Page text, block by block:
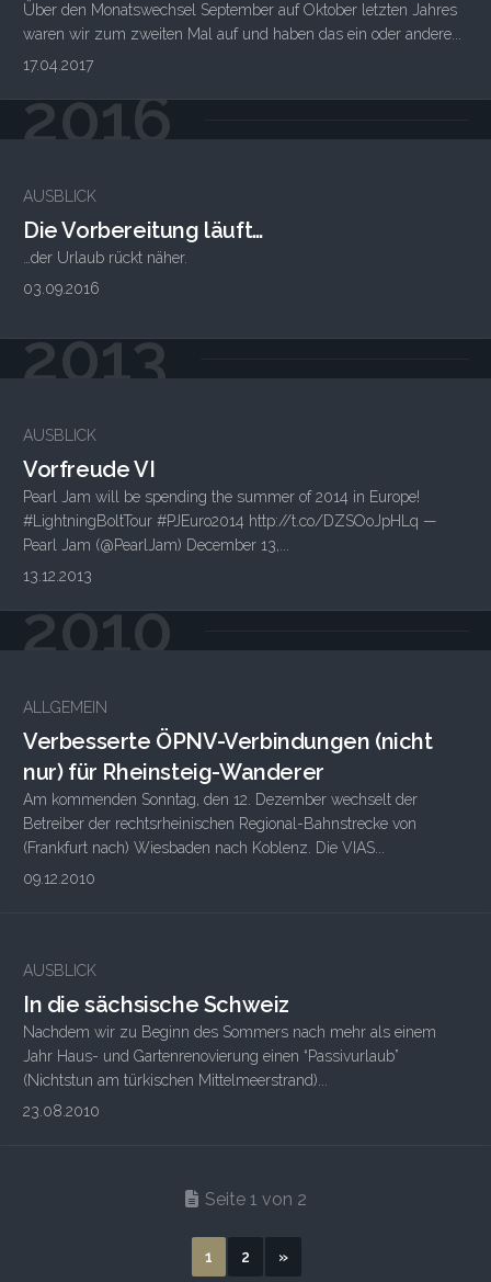
Über den Monatswechsel September auf Oktober letzten Jahres
waren wir zum zweiten Mal auf und haben das ein oder andere...
17.04.2017
2016
AUSBLICK
Die Vorbereitung läuft…
…der Urlaub rückt näher.
03.09.2016
2013
AUSBLICK
Vorfreude VI
Pearl Jam will be spending the summer of 2014 in Europe!
#LightningBoltTour #PJEuro2014 http://t.co/DZSOoJpHLq —
Pearl Jam (@PearlJam) December 13,...
13.12.2013
2010
ALLGEMEIN
Verbesserte ÖPNV-Verbindungen (nicht
nur) für Rheinsteig-Wanderer
Am kommenden Sonntag, den 12. Dezember wechselt der
Betreiber der rechtsrheinischen Regional-Bahnstrecke von
(Frankfurt nach) Wiesbaden nach Koblenz. Die VIAS...
09.12.2010
AUSBLICK
In die sächsische Schweiz
Nachdem wir zu Beginn des Sommers nach mehr als einem
Jahr Haus- und Gartenrenovierung einen “Passivurlaub”
(Nichtstun am türkischen Mittelmeerstrand)...
23.08.2010
Seite 1 von 2
1 2 »